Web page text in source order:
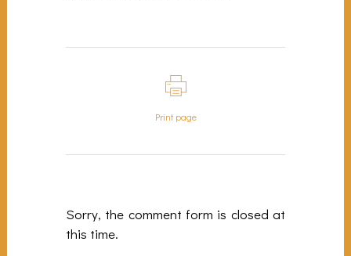
Print page
Sorry, the comment form is closed at
this time.